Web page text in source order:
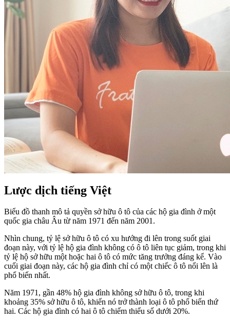
Lược dịch tiếng Việt
Biểu đồ thanh mô tả quyền sở hữu ô tô của các hộ gia đình ở một
quốc gia châu Âu từ năm 1971 đến năm 2001.
Nhìn chung, tỷ lệ sở hữu ô tô có xu hướng đi lên trong suốt giai
đoạn này, với tỷ lệ hộ gia đình không có ô tô liên tục giảm, trong khi
tỷ lệ hộ sở hữu một hoặc hai ô tô có mức tăng trưởng đáng kể. Vào
cuối giai đoạn này, các hộ gia đình chỉ có một chiếc ô tô nổi lên là
phổ biến nhất.
Năm 1971, gần 48% hộ gia đình không sở hữu ô tô, trong khi
khoảng 35% sở hữu ô tô, khiến nó trở thành loại ô tô phổ biến thứ
hai. Các hộ gia đình có hai ô tô chiếm thiểu số dưới 20%.